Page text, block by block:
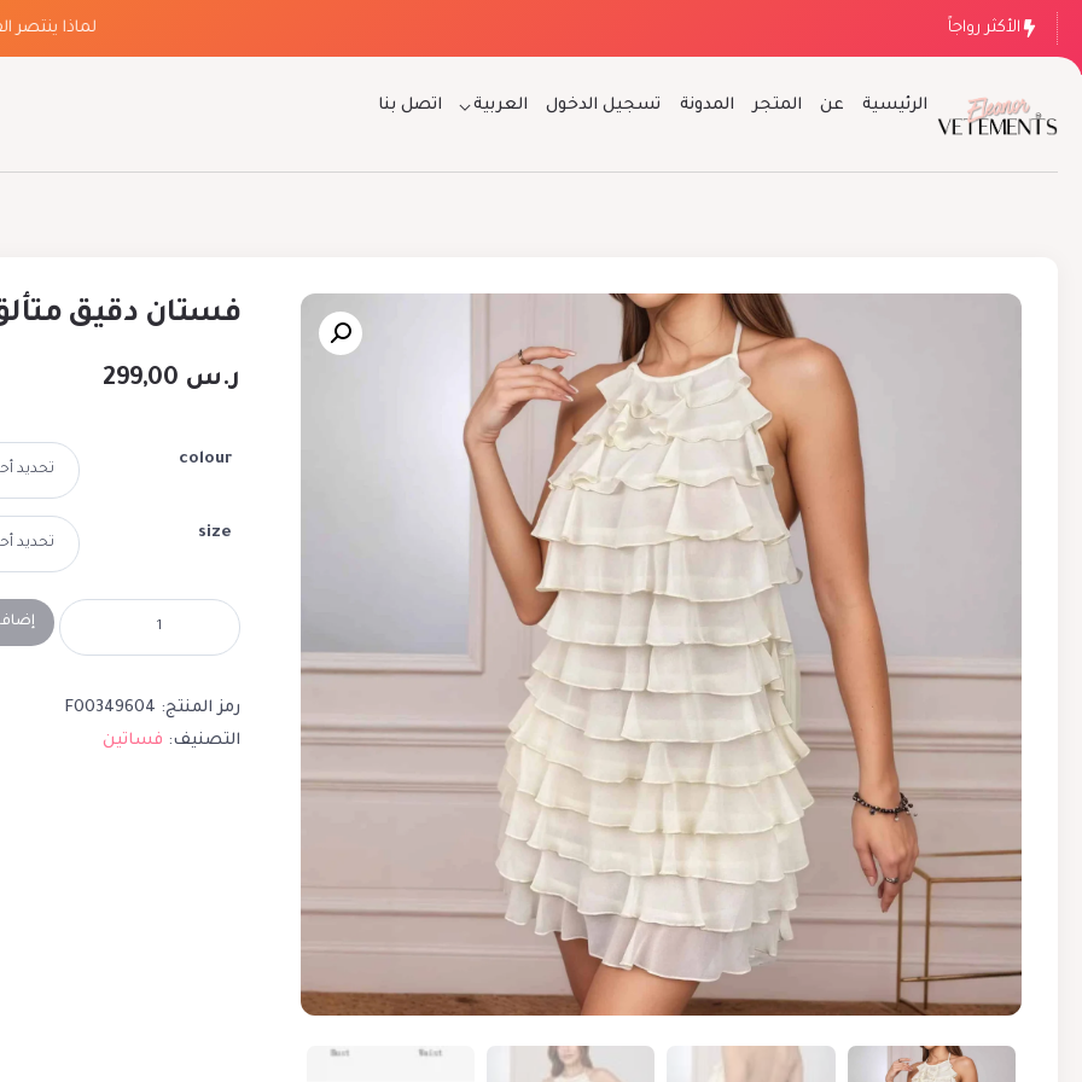
الأكثر رواجاً لماذا ينتصر
الرئيسية عن المتجر المدونة تسجيل الدخول العربية اتصل بنا
فستان دقيق
ر.س
colour
size
رمز المنتج: F00349604
التصنيف: فساتين